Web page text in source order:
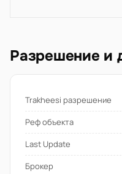
Разрешение и
Trakheesi разрешение
Реф объекта
Last Update
Брокер